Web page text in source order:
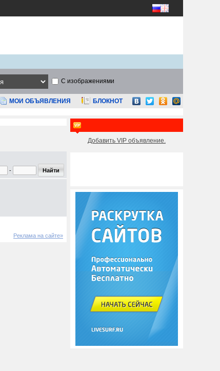
С изображениями
МОИ ОБЪЯВЛЕНИЯ БЛОКНОТ
-
Реклама на сайте»
Добавить VIP объявление.